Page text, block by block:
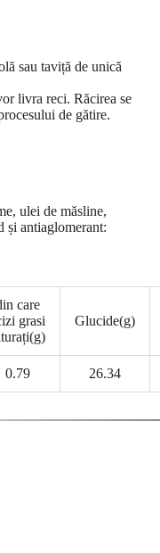
sau taviță de unică
livra reci. Răcirea se
de gătire.
ulei de măsline,
și antiaglomerant:
care
grasi
Glucide(g)
0.79 26.34